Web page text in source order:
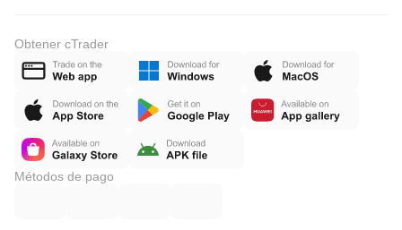
Obtener cTrader
Métodos de pago